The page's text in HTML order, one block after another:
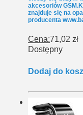
akcesoriów
znajduje się na
producenta
Cena:71,02 zł
Dostępny
Dodaj do